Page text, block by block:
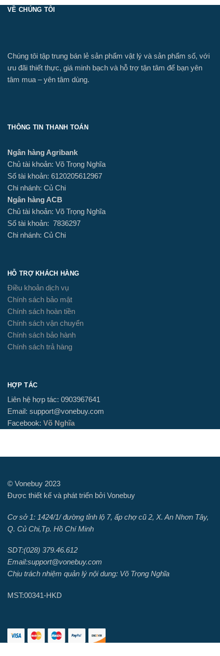
VỀ CHÚNG TÔI
Chúng tôi tập trung bán lẻ sản phẩm vật lý và sản phẩm số, với
ưu đãi thiết thực, giá minh bạch và hỗ trợ tận tâm để bạn yên
tâm mua – yên tâm dùng.
THÔNG TIN THANH TOÁN
Ngân hàng Agribank
Chủ tài khoản: Võ Trọng Nghĩa
Số tài khoản: 6120205612967
Chi nhánh: Củ Chi
Ngân hàng ACB
Chủ tài khoản: Võ Trọng Nghĩa
Số tài khoản: 7836297
Chi nhánh: Củ Chi
HỖ TRỢ KHÁCH HÀNG
Điều khoản dịch vụ
Chính sách bảo mật
Chính sách hoàn tiền
Chính sách vận chuyển
Chính sách bảo hành
Chính sách trả hàng
HỢP TÁC
Liên hệ hợp tác: 0903967641
Email: support@vonebuy.com
Facebook: Võ Nghĩa
© Vonebuy 2023
Được thiết kế và phát triển bởi Vonebuy
Cơ sở 1: 1424/1/ đường tỉnh lộ 7, ấp chợ cũ 2, X. An Nhơn Tây,
Q. Củ Chi,Tp. Hồ Chí Minh
SDT:(028) 379.46.612
Email:support@vonebuy.com
Chịu trách nhiệm quản lý nội dung: Võ Trọng Nghĩa
MST:00341-HKD